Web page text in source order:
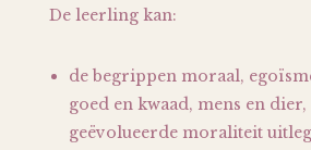
De leerling kan:
de begrippen moraal,
goed en kwaad, mens en dier,
geëvolueerde moraliteit